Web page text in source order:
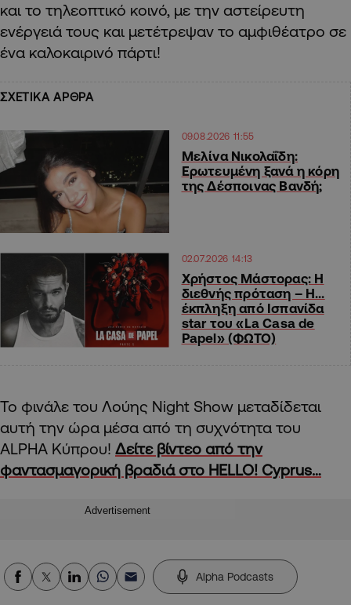
και το τηλεοπτικό κοινό, με την αστείρευτη
ενέργειά τους και μετέτρεψαν το αμφιθέατρο σε
ένα καλοκαιρινό πάρτι!
ΣΧΕΤΙΚΑ ΑΡΘΡΑ
09.08.2026 11:55
Μελίνα Νικολαΐδη:
Ερωτευμένη ξανά η κόρη
της Δέσποινας Βανδή;
02.07.2026 14:13
Χρήστος Μάστορας: Η
διεθνής πρόταση – Η…
έκπληξη από Ισπανίδα
star του «La Casa de
Papel» (ΦΩΤΟ)
Το φινάλε του Λούης Night Show μεταδίδεται
αυτή την ώρα μέσα από τη συχνότητα του
ALPHA Κύπρου! Δείτε βίντεο από την
φαντασμαγορική βραδιά στο HELLO! Cyprus…
Advertisement
Alpha Podcasts